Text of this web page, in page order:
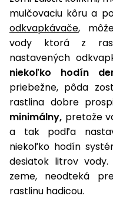
mulčovaciu kôru a
odkvapkávače,
vody ktorá z
nastavených
niekoľko hodín
priebežne, pôda
rastlina dobre
minimálny, pretože
a tak podľa
niekoľko hodín
desiatok litrov
zeme, neodteká
rastlinu hadicou.